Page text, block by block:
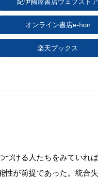
紀伊國屋書店ウェブストア
オンライン書店e-hon
楽天ブックス
づける人たちをみてい
が前提であった。統